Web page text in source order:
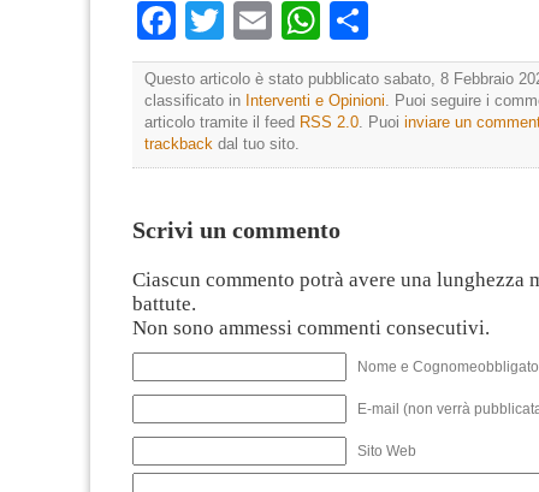
Facebook
TwitterEmailWhatsApp
Questo articolo è stato pubblicato sabato, 8 Febbraio
classificato in Interventi e Opinioni. Puoi seguire i
articolo tramite il feed RSS 2.0. Puoi inviare un
trackback dal tuo sito.
Scrivi un commento
Ciascun commento potrà avere una lunghezza
battute.
Non sono ammessi commenti consecutivi.
Nome e
E-mail (non verrà
Sito Web